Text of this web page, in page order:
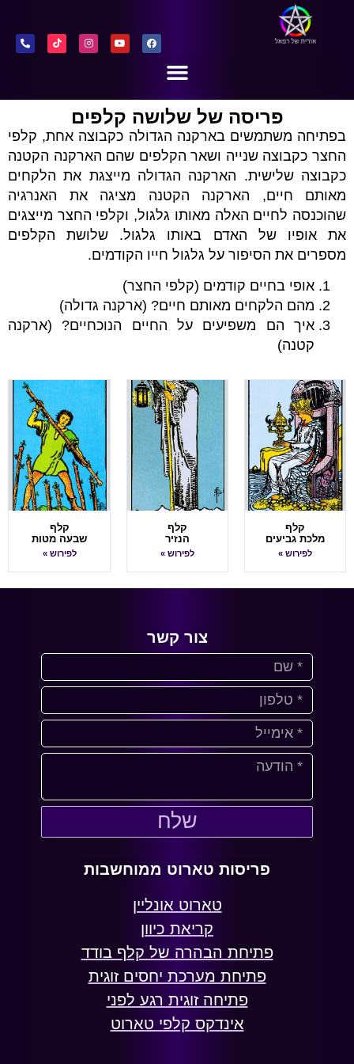
פריסה של שלושה קלפים
בפתיחה משתמשים בארקנה הגדולה כקבוצה אחת, קלפי
החצר כקבוצה שנייה ושאר הקלפים שהם הארקנה הקטנה
כקבוצה שלישית. הארקנה הגדולה מייצגת את הלקחים
מאותם חיים, הארקנה הקטנה מציגה את האנרגיה
שהוכנסה לחיים האלה מאותו גלגול, וקלפי החצר מייצגים
את אופיו של האדם באותו גלגול. שלושת הקלפים
מספרים את הסיפור על גלגול חייו הקודמים.
אופי בחיים קודמים (קלפי החצר)
מהם הלקחים מאותם חיים? (ארקנה גדולה)
איך הם משפיעים על החיים הנוכחיים? (ארקנה
קטנה)
קלף
מלכת גביעים
לפירוש »
קלף
הנזיר
לפירוש »
קלף
שבעה מטות
לפירוש »
צור קשר
שלח
פריסות טארוט ממוחשבות
טארוט אונליין
קריאת כיוון
פתיחת הבהרה של קלף בודד
פתיחת מערכת יחסים זוגית
פתיחה זוגית רגע לפני
אינדקס קלפי טארוט